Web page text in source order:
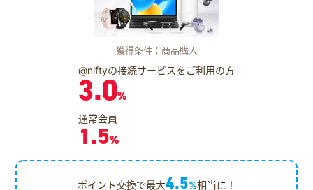
獲得条件：商品購入
@niftyの接続サービスをご利用の方
3.0%
通常会員
1.5%
ポイント交換で最大4.5%相当に！